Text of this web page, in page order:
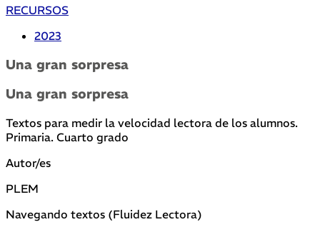
RECURSOS
2023
Una gran sorpresa
Una gran sorpresa
Textos para medir la velocidad lectora de los alumnos.
Primaria. Cuarto grado
Autor/es
PLEM
Navegando textos (Fluidez Lectora)